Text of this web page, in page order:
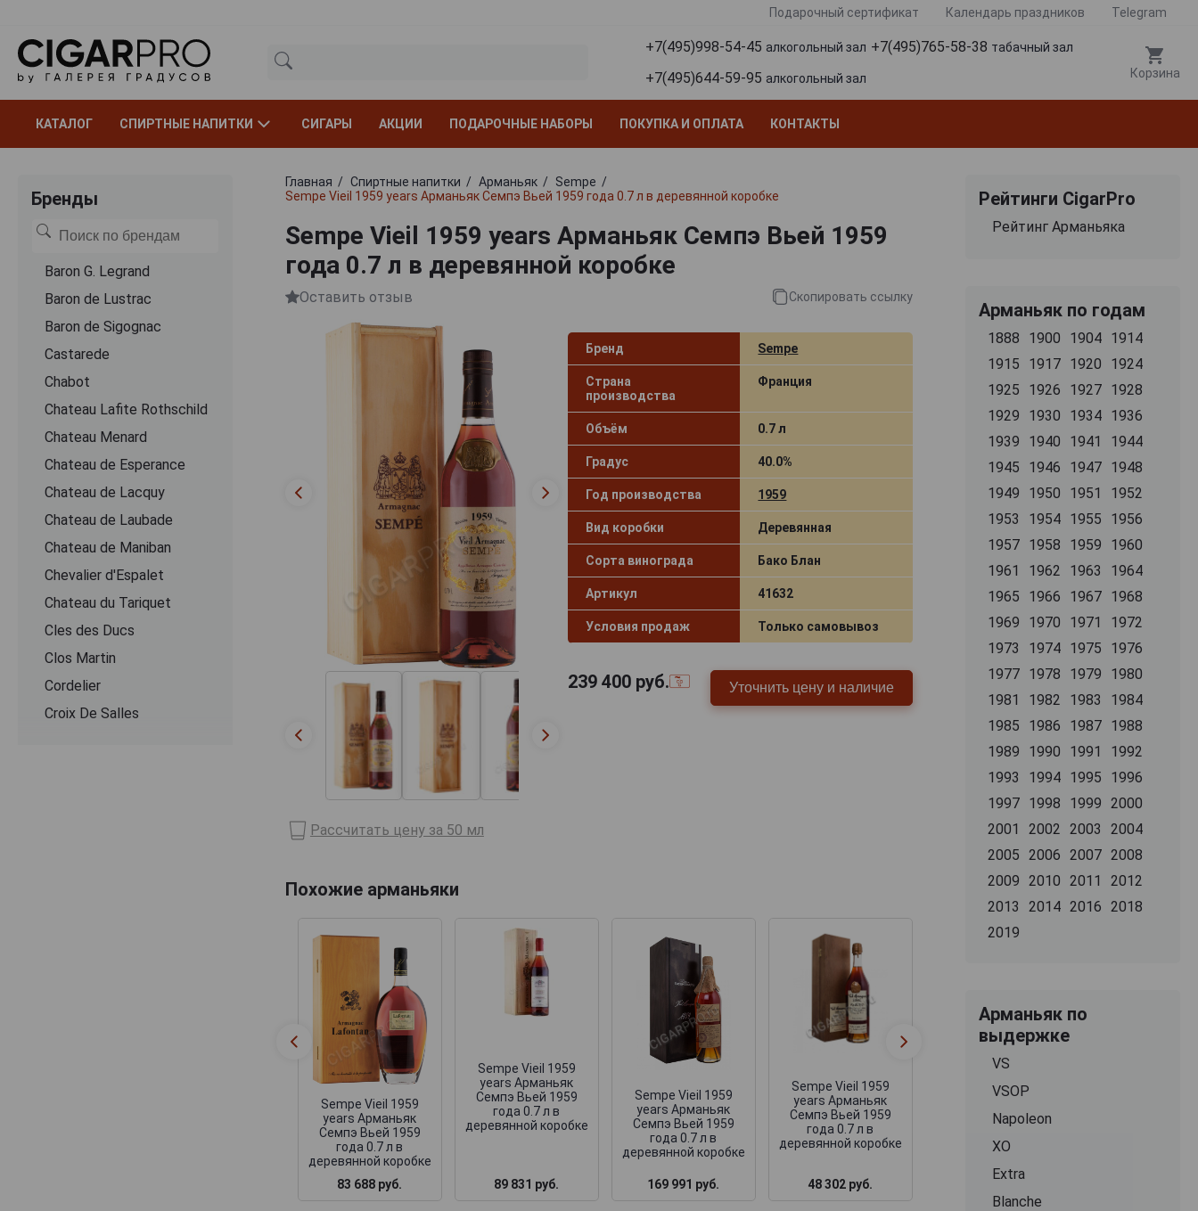
Подарочный сертификат Календарь праздников Telegram
+7(495)998-54-45 алкогольный зал +7(495)765-58-38 табачный зал
+7(495)644-59-95 алкогольный зал Корзина
КАТАЛОГ СПИРТНЫЕ НАПИТКИ СИГАРЫ АКЦИИ ПОДАРОЧНЫЕ НАБОРЫ ПОКУПКА И ОПЛАТА КОНТАКТЫ
Бренды
Baron G. Legrand
Baron de Lustrac
Baron de Sigognac
Castarede
Chabot
Chateau Lafite Rothschild
Chateau Menard
Chateau de Esperance
Chateau de Lacquy
Chateau de Laubade
Chateau de Maniban
Chevalier d'Espalet
Chаteau du Tariquet
Cles des Ducs
Clos Martin
Cordelier
Croix De Salles
Главная Спиртные напитки Арманьяк
Sempe
Sempe Vieil 1959 years Арманьяк Семпэ Вьей 1959 года 0.7 л в деревянной коробке
Sempe Vieil 1959 years Арманьяк Семпэ Вьей 1959
года 0.7 л в деревянной коробке
Оставить отзыв Скопировать ссылку
Бренд Sempe
Страна
производства
Франция
Объём 0.7 л
Градус 40.0%
Год производства 1959
Вид коробки Деревянная
Сорта винограда Бако Блан
Артикул 41632
Условия продаж Только самовывоз
239 400руб. Уточнить цену и наличие
Рассчитать цену за 50 мл
Похожие арманьяки
Sempe Vieil 1959
years Арманьяк
Семпэ Вьей 1959
года 0.7 л в
деревянной коробке
83 688 руб.
Sempe Vieil 1959
years Арманьяк
Семпэ Вьей 1959
года 0.7 л в
деревянной коробке
89 831 руб.
Sempe Vieil 1959
years Арманьяк
Семпэ Вьей 1959
года 0.7 л в
деревянной коробке
169 991 руб.
Sempe Vieil 1959
years Арманьяк
Семпэ Вьей 1959
года 0.7 л в
деревянной коробке
48 302 руб.
Sempe Vieil 1959
years Арманьяк
года 0.7 л в
Рейтинги CigarPro
Рейтинг Арманьяка
Арманьяк по годам
1888 1900 1904 1914
1915
1917 1920
1924
1925
1926 1927 1928
1929
1930 1934 1936
1939
1940 1941
1944
1945
1946 1947 1948
1949
1950 1951
1952
1953
1954 1955
1956
1957 1958 1959
1960
1961
1962 1963
1964
1965
1966 1967 1968
1969
1970 1971
1972
1973
1974 1975
1976
1977 1978 1979
1980
1981
1982 1983
1984
1985
1986 1987 1988
1989
1990 1991
1992
1993
1994 1995
1996
1997 1998 1999
2000
2001
2002 2003
2004
2005
2006 2007 2008
2009
2010 2011
2012
2013
2014 2016
2018
2019
Арманьяк по
выдержке
VS
VSOP
Napoleon
XO
Extra
Blanche